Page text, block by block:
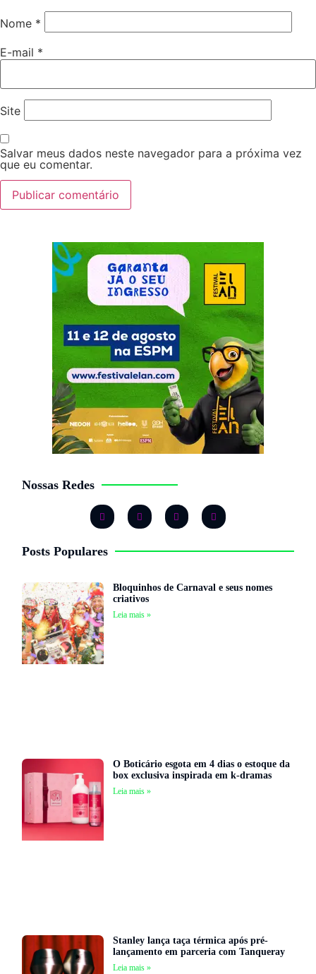
Nome *
E-mail *
Site
Salvar meus dados neste navegador para a próxima vez
que eu comentar.
Nossas Redes
Posts Populares
Bloquinhos de Carnaval e seus nomes
criativos
Leia mais »
O Boticário esgota em 4 dias o estoque da
box exclusiva inspirada em k-dramas
Leia mais »
Stanley lança taça térmica após pré-
lançamento em parceria com Tanqueray
Leia mais »